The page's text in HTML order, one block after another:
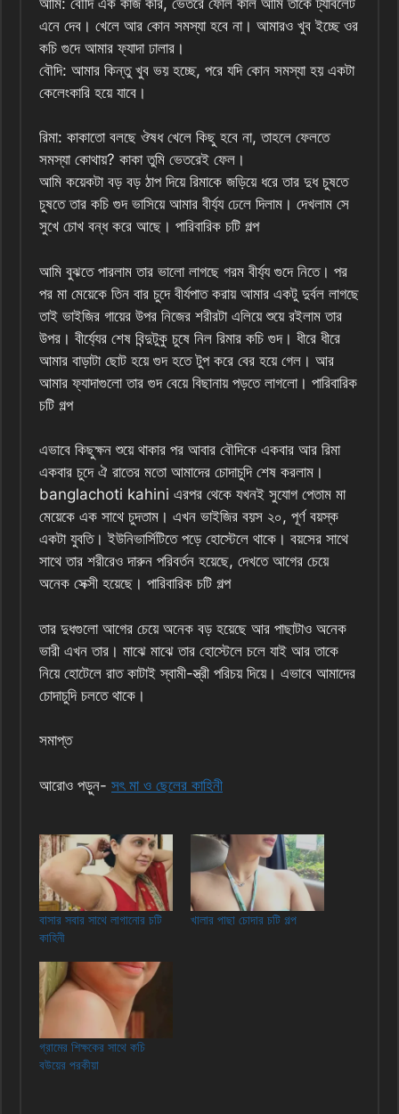
এনে দেব। খেলে আর কোন সমস্যা হবে না। আমারও খুব ইচ্ছে ওর
কচি গুদে আমার ফ্যাদা ঢালার।
বৌদি: আমার কিন্তু খুব ভয় হচ্ছে, পরে যদি কোন সমস্যা হয় একটা
কেলেংকারি হয়ে যাবে।
রিমা: কাকাতো বলছে ঔষধ খেলে কিছু হবে না, তাহলে ফেলতে
সমস্যা কোথায়? কাকা তুমি ভেতরেই ফেল।
আমি কয়েকটা বড় বড় ঠাপ দিয়ে রিমাকে জড়িয়ে ধরে তার দুধ চুষতে
চুষতে তার কচি গুদ ভাসিয়ে আমার বীর্য্য ঢেলে দিলাম। দেখলাম সে
সুখে চোখ বন্ধ করে আছে। পারিবারিক চটি গল্প
আমি বুঝতে পারলাম তার ভালো লাগছে গরম বীর্য্য গুদে নিতে। পর
পর মা মেয়েকে তিন বার চুদে বীর্যপাত করায় আমার একটু দুর্বল লাগছে
তাই ভাইজির গায়ের উপর নিজের শরীরটা এলিয়ে শুয়ে রইলাম তার
উপর। বীর্য্যের শেষ বিন্দুটুকু চুষে নিল রিমার কচি গুদ। ধীরে ধীরে
আমার বাড়াটা ছোট হয়ে গুদ হতে টুপ করে বের হয়ে গেল। আর
আমার ফ্যাদাগুলো তার গুদ বেয়ে বিছানায় পড়তে লাগলো। পারিবারিক
চটি গল্প
এভাবে কিছুক্ষন শুয়ে থাকার পর আবার বৌদিকে একবার আর রিমা
একবার চুদে ঐ রাতের মতো আমাদের চোদাচুদি শেষ করলাম।
banglachoti kahini এরপর থেকে যখনই সুযোগ পেতাম মা
মেয়েকে এক সাথে চুদতাম। এখন ভাইজির বয়স ২০, পূর্ণ বয়স্ক
একটা যুবতি। ইউনিভার্সিটিতে পড়ে হোস্টেলে থাকে। বয়সের সাথে
সাথে তার শরীরেও দারুন পরিবর্তন হয়েছে, দেখতে আগের চেয়ে
অনেক সেক্সী হয়েছে। পারিবারিক চটি গল্প
তার দুধগুলো আগের চেয়ে অনেক বড় হয়েছে আর পাছাটাও অনেক
ভারী এখন তার। মাঝে মাঝে তার হোস্টেলে চলে যাই আর তাকে
নিয়ে হোটেলে রাত কাটাই স্বামী-স্ত্রী পরিচয় দিয়ে। এভাবে আমাদের
চোদাচুদি চলতে থাকে।
সমাপ্ত
আরোও পড়ুন- সৎ মা ও ছেলের কাহিনী
বাসার সবার সাথে লাগানোর চটি
কাহিনী
খালার পাছা চোদার চটি গল্প
গ্রামের শিক্ষকের সাথে কচি
বউয়ের পরকীয়া